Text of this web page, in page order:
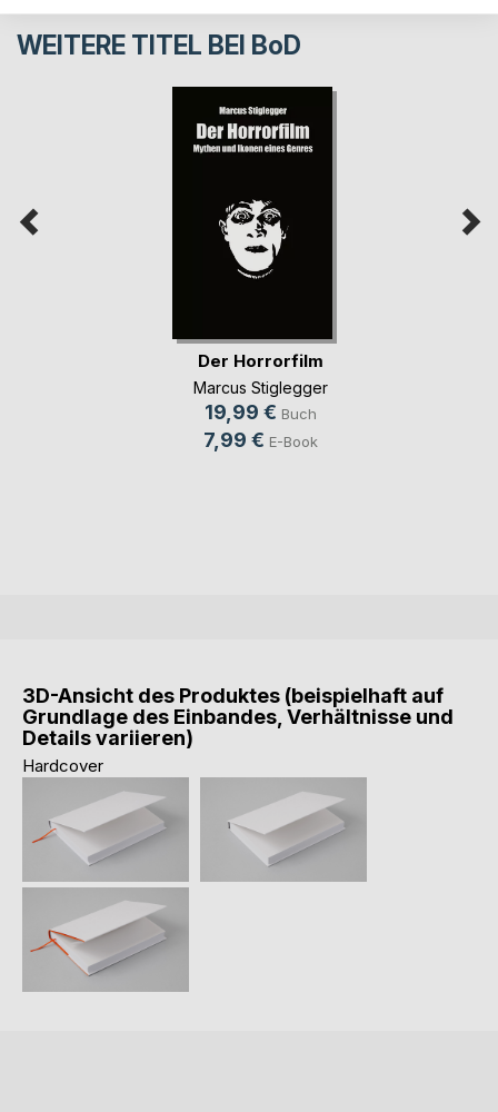
WEITERE TITEL BEI BoD
Der Horrorfilm
Marcus Stiglegger
19,99 € Buch
7,99 € E-Book
3D-Ansicht des Produktes (beispielhaft auf
Grundlage des Einbandes, Verhältnisse und
Details variieren)
Hardcover